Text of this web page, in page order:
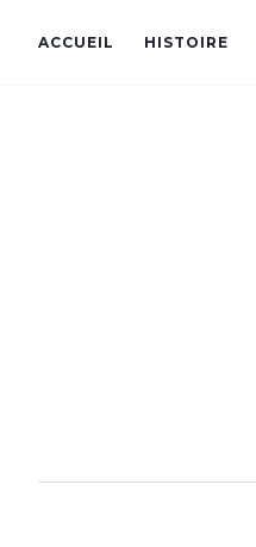
ACCUEIL HISTOIRE